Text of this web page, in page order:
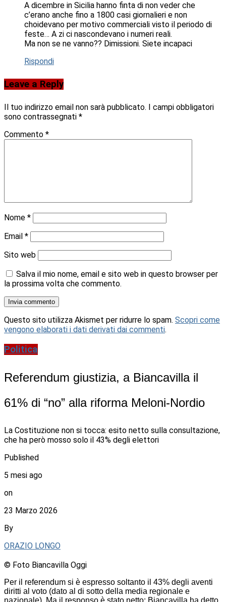
A dicembre in Sicilia hanno finta di non veder che
c’erano anche fino a 1800 casi giornalieri e non
choidevano per motivo commerciali visto il periodo di
feste… A zi ci nascondevano i numeri reali.
Ma non se ne vanno?? Dimissioni. Siete incapaci
Rispondi
Leave a Reply
Il tuo indirizzo email non sarà pubblicato. I campi obbligatori
sono contrassegnati *
Commento *
Nome *
Email *
Sito web
Salva il mio nome, email e sito web in questo browser per
la prossima volta che commento.
Questo sito utilizza Akismet per ridurre lo spam. Scopri come
vengono elaborati i dati derivati dai commenti.
Politica
Referendum giustizia, a Biancavilla il
61% di “no” alla riforma Meloni-Nordio
La Costituzione non si tocca: esito netto sulla consultazione,
che ha però mosso solo il 43% degli elettori
Published
5 mesi ago
on
23 Marzo 2026
By
ORAZIO LONGO
© Foto Biancavilla Oggi
Per il referendum si è espresso soltanto il 43% degli aventi
diritti al voto (dato al di sotto della media regionale e
nazionale). Ma il responso è stato netto: Biancavilla ha detto